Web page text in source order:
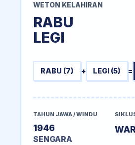
WETON KELAHIRAN
RABU
LEGI
RABU (7) + LEGI (5) =
TAHUN JAWA / WINDU
1946
SENGARA